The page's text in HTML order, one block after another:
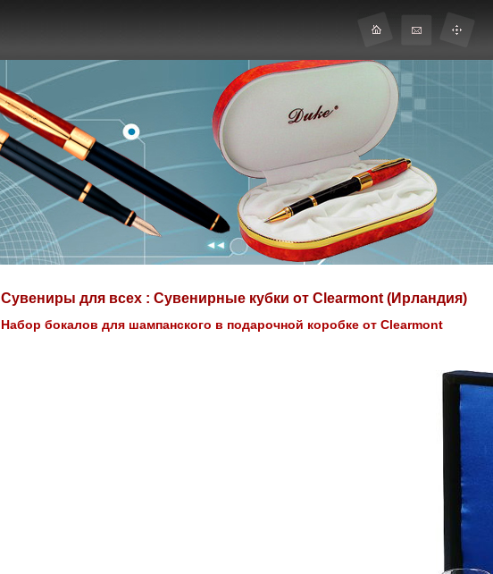
Сувениры для всех : Сувенирные кубки от Clearmont (Ирландия)
Набор бокалов для шампанского в подарочной коробке от Clearmont